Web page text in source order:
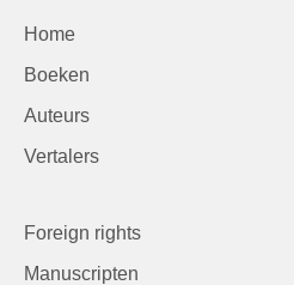
Home
Boeken
Auteurs
Vertalers
Foreign rights
Manuscripten